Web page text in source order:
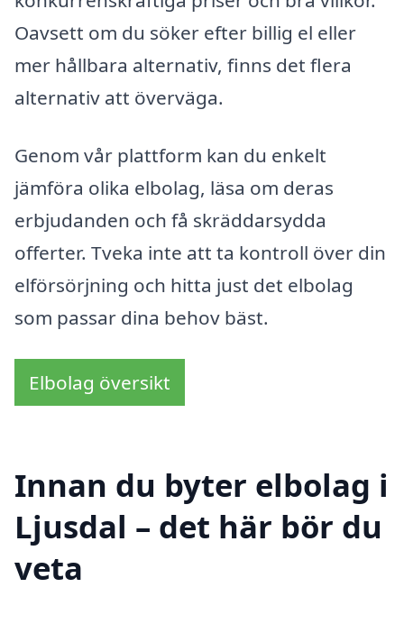
Oavsett om du söker efter billig el eller
mer hållbara alternativ, finns det flera
alternativ att överväga.
Genom vår plattform kan du enkelt
jämföra olika elbolag, läsa om deras
erbjudanden och få skräddarsydda
offerter. Tveka inte att ta kontroll över din
elförsörjning och hitta just det elbolag
som passar dina behov bäst.
Elbolag översikt
Innan du byter elbolag i
Ljusdal – det här bör du
veta